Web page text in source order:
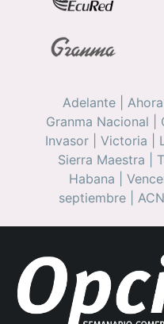
Adelante Ahora
Granma Nacional
Invasor
Victoria
Sierra Maestra
Habana
septiembre| ACN